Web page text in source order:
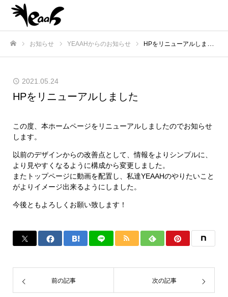
お知らせ YEAAHからのお知らせ HPをリニューアルしました
2021.05.24
HPをリニューアルしました
この度、本ホームページをリニューアルしましたのでお知らせ
します。
以前のデザインからの改善点として、情報をよりシンプルに、
より見やすくなるように構成から変更しました。
またトップページに動画を配置し、私達YEAAHのやりたいこと
がよりイメージ出来るようにしました。
今後ともよろしくお願い致します！
前の記事 次の記事